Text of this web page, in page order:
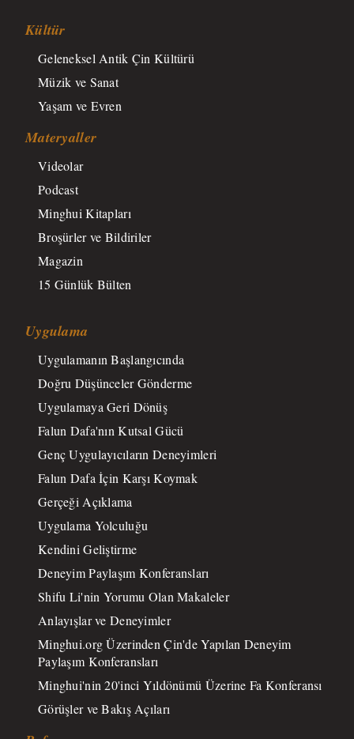
Kültür
Geleneksel Antik Çin Kültürü
Müzik ve Sanat
Yaşam ve Evren
Materyaller
Videolar
Podcast
Minghui Kitapları
Broşürler ve Bildiriler
Magazin
15 Günlük Bülten
Uygulama
Uygulamanın Başlangıcında
Doğru Düşünceler Gönderme
Uygulamaya Geri Dönüş
Falun Dafa'nın Kutsal Gücü
Genç Uygulayıcıların Deneyimleri
Falun Dafa İçin Karşı Koymak
Gerçeği Açıklama
Uygulama Yolculuğu
Kendini Geliştirme
Deneyim Paylaşım Konferansları
Shifu Li'nin Yorumu Olan Makaleler
Anlayışlar ve Deneyimler
Minghui.org Üzerinden Çin'de Yapılan Deneyim
Paylaşım Konferansları
Minghui'nin 20'inci Yıldönümü Üzerine Fa Konferansı
Görüşler ve Bakış Açıları